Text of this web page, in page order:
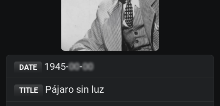
DATE 1945-00-00
TITLE Pájaro sin luz